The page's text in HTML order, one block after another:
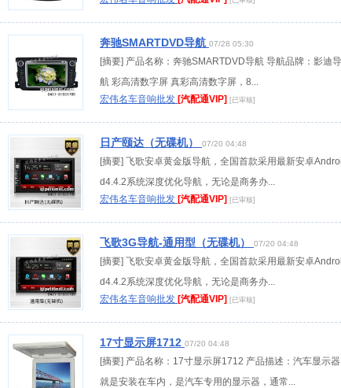
奔驰SMARTDVD导航 07/28 05:30
[摘要] 产品名称：奔驰SMARTDVD导航 导航品牌：影迪导
航 彩高清数字屏 真彩高清数字屏，8...
宏伟名车音响批发 [汽配通VIP] [已审核]
日产颐达（无碟机） 07/20 04:48
[摘要] 飞歌安卓黄金版导航，全国首款采用最新安卓Androi
d4.4.2系统深度优化导航，无论是商务办...
宏伟名车音响批发 [汽配通VIP] [已审核]
飞歌3G导航-通用型（无碟机） 07/20 04:48
[摘要] 飞歌安卓黄金版导航，全国首款采用最新安卓Androi
d4.4.2系统深度优化导航，无论是商务办...
宏伟名车音响批发 [汽配通VIP] [已审核]
17寸显示屏1712 07/20 04:48
[摘要] 产品名称：17寸显示屏1712 产品描述：汽车显示器
就是安装在车内，是汽车专用的显示器，通常...